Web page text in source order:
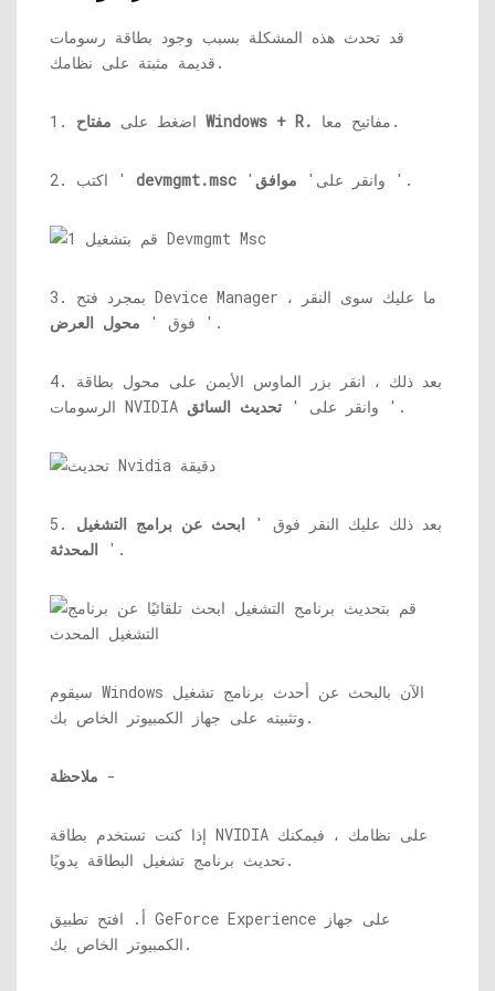
قد تحدث هذه المشكلة بسبب وجود بطاقة رسومات
قديمة مثبتة على نظامك.
1. اضغط على مفتاح Windows + R. مفاتيح معا.
2. اكتب ' devmgmt.msc 'وانقر على' موافق '.
3. بمجرد فتح Device Manager ، ما عليك سوى النقر
فوق ' محول العرض '.
4. بعد ذلك ، انقر بزر الماوس الأيمن على محول بطاقة
الرسومات NVIDIA وانقر على ' تحديث السائق '.
5. بعد ذلك عليك النقر فوق ' ابحث عن برامج التشغيل
المحدثة '.
سيقوم Windows الآن بالبحث عن أحدث برنامج تشغيل
وتثبيته على جهاز الكمبيوتر الخاص بك.
ملاحظة -
إذا كنت تستخدم بطاقة NVIDIA على نظامك ، فيمكنك
تحديث برنامج تشغيل البطاقة يدويًا.
أ. افتح تطبيق GeForce Experience على جهاز
الكمبيوتر الخاص بك.